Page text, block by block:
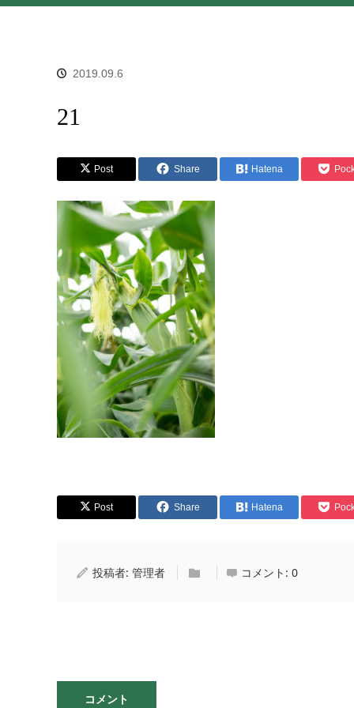
2019.09.6
21
Post Share Hatena
Post Share Hatena
投稿者: 管理者 コメント: 0
コメント